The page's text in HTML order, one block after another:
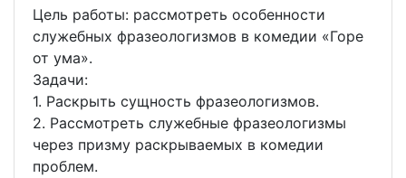
Цель работы: рассмотреть особенности
служебных фразеологизмов в комедии «Горе
от ума».
Задачи:
1. Раскрыть сущность фразеологизмов.
2. Рассмотреть служебные фразеологизмы
через призму раскрываемых в комедии
проблем.